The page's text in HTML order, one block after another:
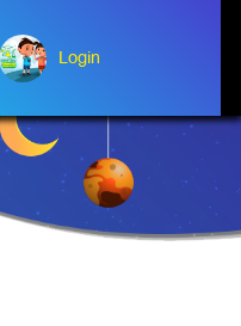
Login
Albert Einstein